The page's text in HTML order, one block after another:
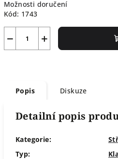
Možnosti doručení
Kód: 1743
+
−
Popis Diskuze
Detailní popis
Kategorie:
Typ: